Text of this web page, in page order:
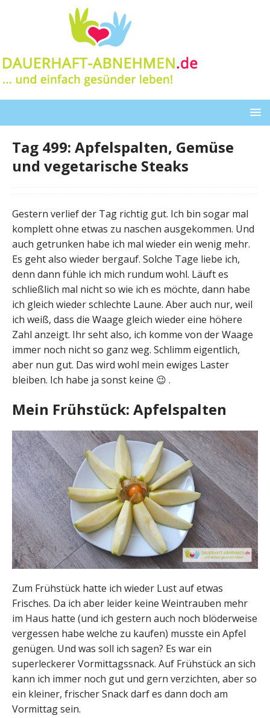
Tag 499: Apfelspalten, Gemüse
und vegetarische Steaks
Gestern verlief der Tag richtig gut. Ich bin sogar mal
komplett ohne etwas zu naschen ausgekommen. Und
auch getrunken habe ich mal wieder ein wenig mehr.
Es geht also wieder bergauf. Solche Tage liebe ich,
denn dann fühle ich mich rundum wohl. Läuft es
schließlich mal nicht so wie ich es möchte, dann habe
ich gleich wieder schlechte Laune. Aber auch nur, weil
ich weiß, dass die Waage gleich wieder eine höhere
Zahl anzeigt. Ihr seht also, ich komme von der Waage
immer noch nicht so ganz weg. Schlimm eigentlich,
aber nun gut. Das wird wohl mein ewiges Laster
bleiben. Ich habe ja sonst keine 😉 .
Mein Frühstück: Apfelspalten
Zum Frühstück hatte ich wieder Lust auf etwas
Frisches. Da ich aber leider keine Weintrauben mehr
im Haus hatte (und ich gestern auch noch blöderweise
vergessen habe welche zu kaufen) musste ein Apfel
genügen. Und was soll ich sagen? Es war ein
superleckerer Vormittagssnack. Auf Frühstück an sich
kann ich immer noch gut und gern verzichten, aber so
ein kleiner, frischer Snack darf es dann doch am
Vormittag sein.